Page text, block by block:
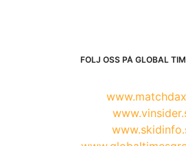
FÖLJ OSS PÅ GLOBAL